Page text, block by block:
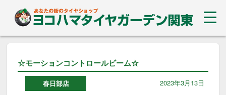
☆モーションコントロールビーム☆
春日部店 2023年3月13日